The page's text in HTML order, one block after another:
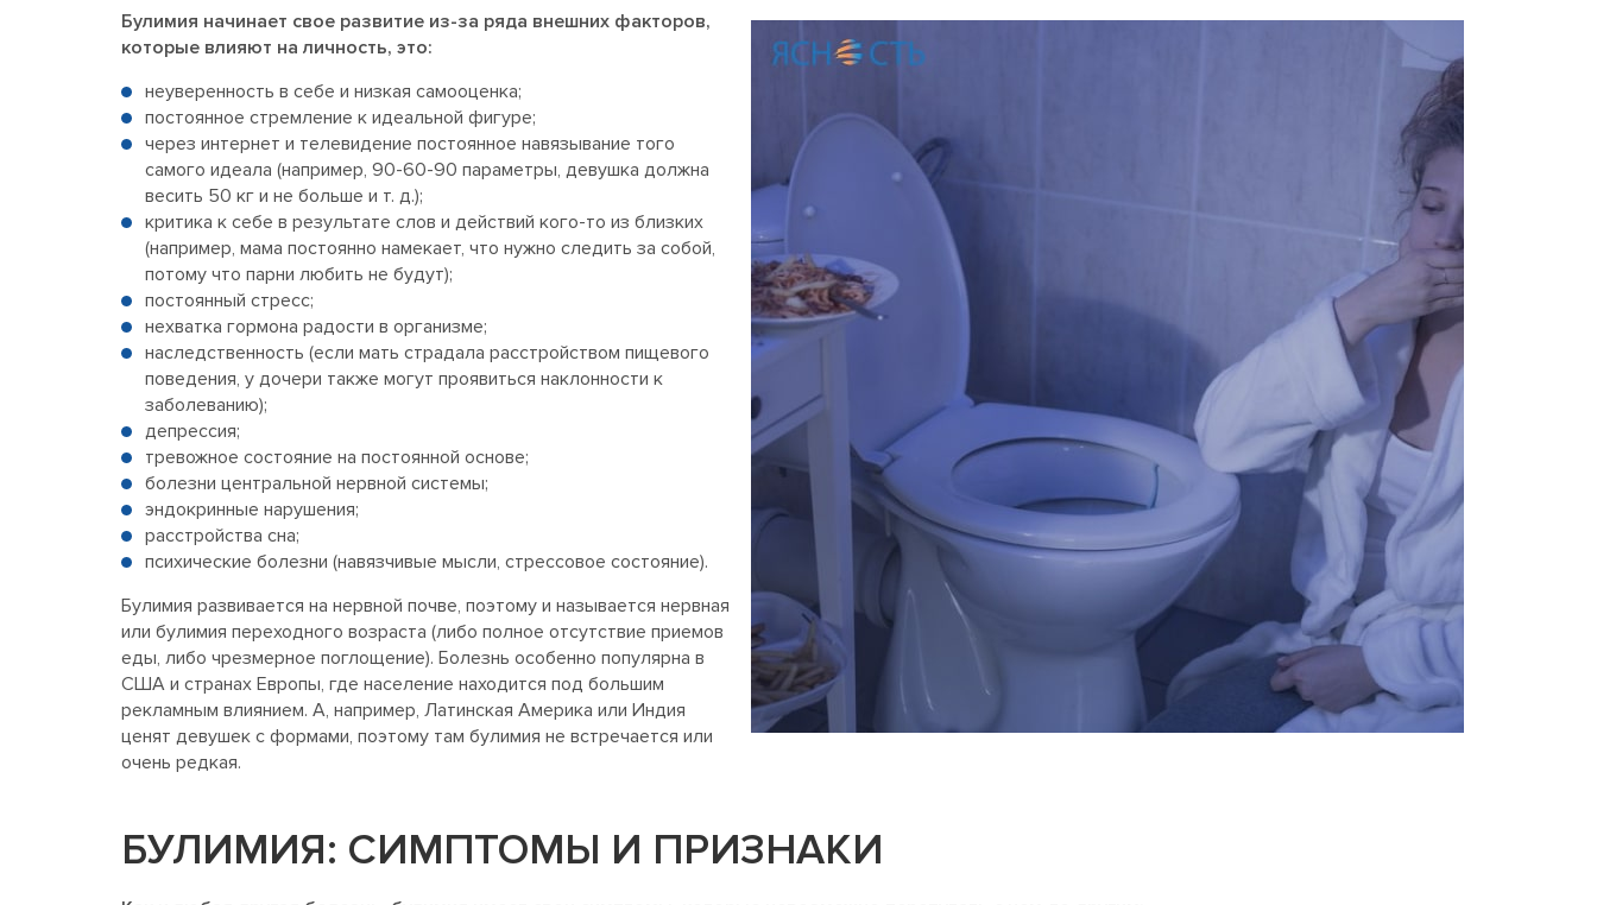
Булимия начинает свое развитие из-за ряда внешних факторов,
которые влияют на личность, это:
неуверенность в себе и низкая самооценка;
постоянное стремление к идеальной фигуре;
через интернет и телевидение постоянное навязывание того
самого идеала (например, 90-60-90 параметры, девушка должна
весить 50 кг и не больше и т. д.);
критика к себе в результате слов и действий кого-то из близких
(например, мама постоянно намекает, что нужно следить за собой,
потому что парни любить не будут);
постоянный стресс;
нехватка гормона радости в организме;
наследственность (если мать страдала расстройством пищевого
поведения, у дочери также могут проявиться наклонности к
заболеванию);
депрессия;
тревожное состояние на постоянной основе;
болезни центральной нервной системы;
эндокринные нарушения;
расстройства сна;
психические болезни (навязчивые мысли, стрессовое состояние).
Булимия развивается на нервной почве, поэтому и называется нервная
или булимия переходного возраста (либо полное отсутствие приемов
еды, либо чрезмерное поглощение). Болезнь особенно популярна в
США и странах Европы, где население находится под большим
рекламным влиянием. А, например, Латинская Америка или Индия
ценят девушек с формами, поэтому там булимия не встречается или
очень редкая.
БУЛИМИЯ: СИМПТОМЫ И ПРИЗНАКИ